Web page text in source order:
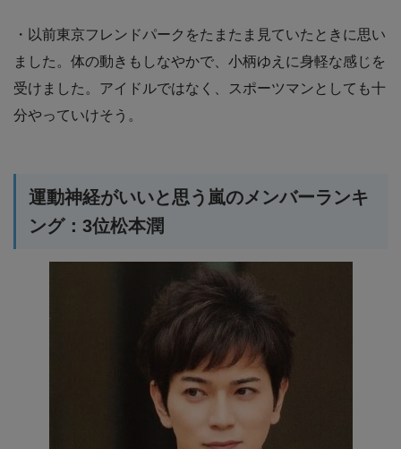
・以前東京フレンドパークをたまたま見ていたときに思い
ました。体の動きもしなやかで、小柄ゆえに身軽な感じを
受けました。アイドルではなく、スポーツマンとしても十
分やっていけそう。
運動神経がいいと思う嵐のメンバーランキ
ング：3位松本潤